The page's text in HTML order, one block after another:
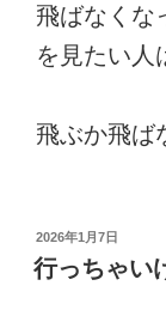
飛ばなくな
を見たい人
飛ぶか飛ば
投
稿
日:
2026年1月7日
行っちゃい